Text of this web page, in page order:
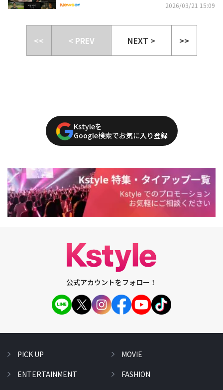
2026/03/21 15:09
<< < PREV NEXT > >>
Kstyleを
Google検索でお気に入り登録
公式アカウントをフォロー！
PICK UP
ENTERTAINMENT
MOVIE
FASHION